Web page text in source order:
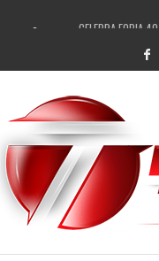
CELEBRA FOBIA
REVISA EL
RECIBE PEPE
IMPULSA GOBIERNO DE
DESTACAN PRESENCIA
SE REHABILITAN MÁS DE
FORTALECE GOBIERNO